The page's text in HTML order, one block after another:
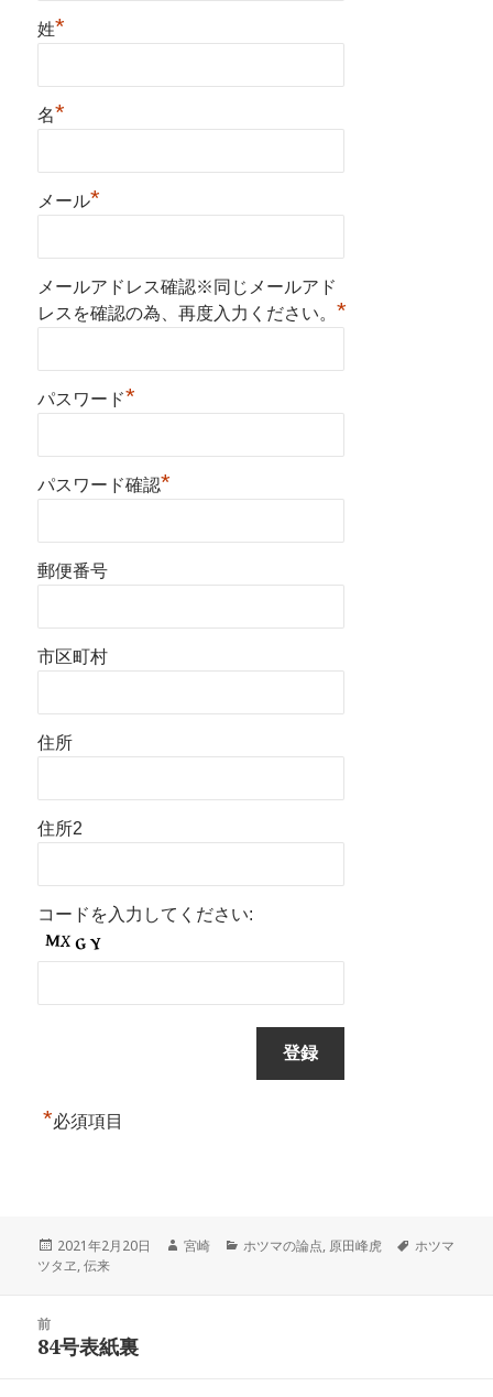
姓*
名*
メール*
メールアドレス確認※同じメールアド
レスを確認の為、再度入力ください。*
パスワード*
パスワード確認*
郵便番号
市区町村
住所
住所2
コードを入力してください:
*必須項目
投
稿
2021年2月20日
作
宮崎
カ
ホツマの論点, 原田峰虎
タ
ホツマ
ツタヱ,伝来
前
前
84号表紙裏